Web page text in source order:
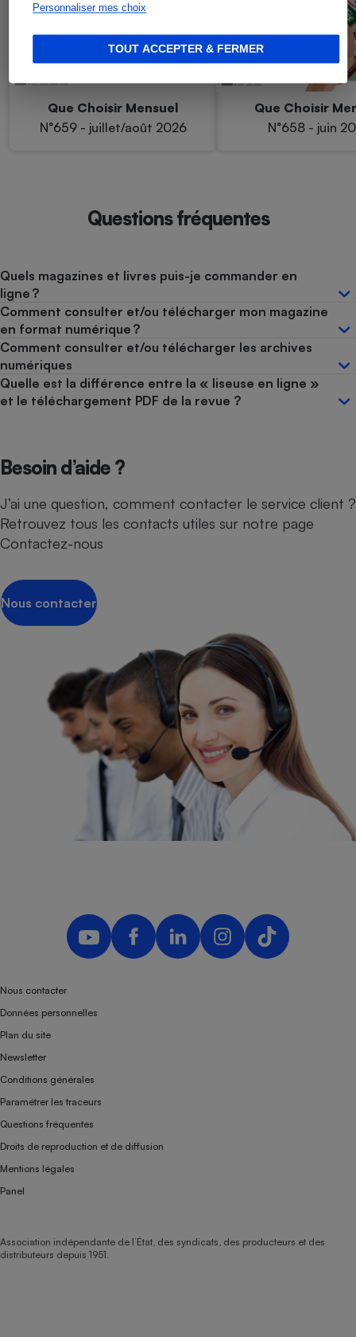
Personnaliser mes choix
TOUT ACCEPTER & FERMER
Que Choisir Mensuel
N°659 - juillet/août 2026
Que Choisir
N°658 - juin
Questions fréquentes
Quels magazines et livres puis-je commander en
ligne ?
Comment consulter et/ou télécharger mon magazine
en format numérique ?
Comment consulter et/ou télécharger les archives
numériques
Quelle est la différence entre la « liseuse en ligne »
et le téléchargement PDF de la revue ?
Besoin d’aide ?
J’ai une question, comment contacter le service client ?
Retrouvez tous les contacts utiles sur notre page
Contactez-nous
Nous contacter
Nous contacter
Données personnelles
Plan du site
Newsletter
Conditions générales
Paramétrer les traceurs
Questions fréquentes
Droits de reproduction et de diffusion
Mentions légales
Panel
Association indépendante de l’État, des syndicats, des producteurs et des
distributeurs depuis 1951.